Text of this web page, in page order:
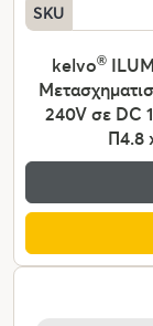
SKU
kelvo®
240V σε DC
Π4.8